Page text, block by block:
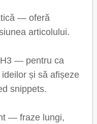
— oferă
articolului.
H3 — pentru ca
și să afișeze
snippets.
— fraze lungi,